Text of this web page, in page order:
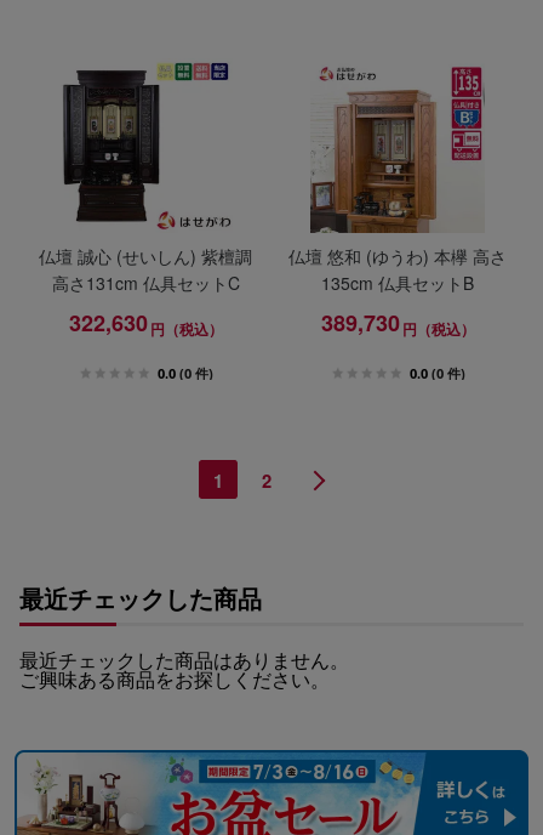
仏壇 誠心 (せいしん) 紫檀調
高さ131cm 仏具セットC
322,630円（税込）
0.0 (0 件)
仏壇 悠和 (ゆうわ) 本欅 高さ
135cm 仏具セットB
389,730円（税込）
0.0 (0 件)
1 2
最近チェックした商品
最近チェックした商品はありません。
ご興味ある商品をお探しください。